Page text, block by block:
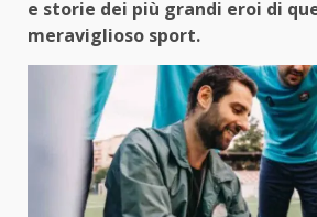
e storie dei più grandi eroi di
meraviglioso sport.